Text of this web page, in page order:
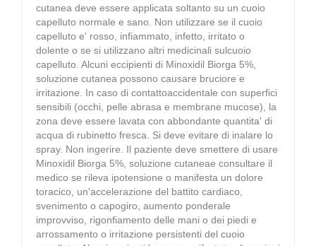
cutanea deve essere applicata soltanto su un cuoio
capelluto normale e sano. Non utilizzare se il cuoio
capelluto e' rosso, infiammato, infetto, irritato o
dolente o se si utilizzano altri medicinali sulcuoio
capelluto. Alcuni eccipienti di Minoxidil Biorga 5%,
soluzione cutanea possono causare bruciore e
irritazione. In caso di contattoaccidentale con superfici
sensibili (occhi, pelle abrasa e membrane mucose), la
zona deve essere lavata con abbondante quantita' di
acqua di rubinetto fresca. Si deve evitare di inalare lo
spray. Non ingerire. Il paziente deve smettere di usare
Minoxidil Biorga 5%, soluzione cutaneae consultare il
medico se rileva ipotensione o manifesta un dolore
toracico, un'accelerazione del battito cardiaco,
svenimento o capogiro, aumento ponderale
improvviso, rigonfiamento delle mani o dei piedi e
arrossamento o irritazione persistenti del cuoio